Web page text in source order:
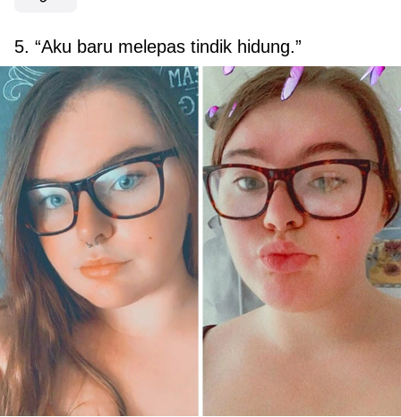
5. “Aku baru melepas tindik hidung.”